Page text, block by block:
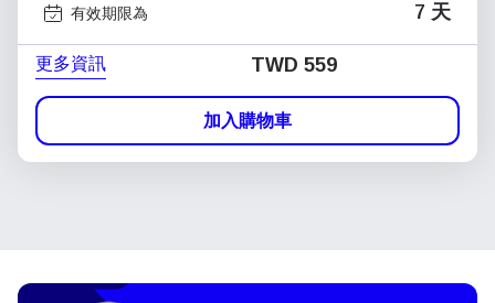
有效期限為 7 天
更多資訊 TWD 559
加入購物車